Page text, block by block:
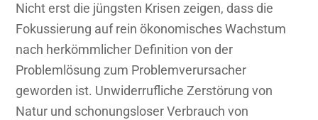
Nicht erst die jüngsten Krisen zeigen, dass die
Fokussierung auf rein ökonomisches Wachstum
nach herkömmlicher Definition von der
Problemlösung zum Problemverursacher
geworden ist. Unwiderrufliche Zerstörung von
Natur und schonungsloser Verbrauch von